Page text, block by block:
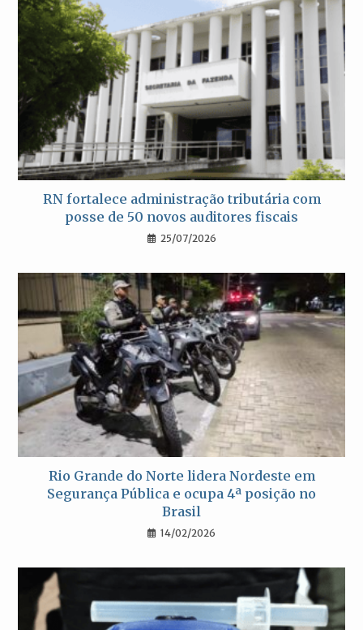
RN fortalece administração tributária com
posse de 50 novos auditores fiscais
25/07/2026
Rio Grande do Norte lidera Nordeste em
Segurança Pública e ocupa 4ª posição no
Brasil
14/02/2026